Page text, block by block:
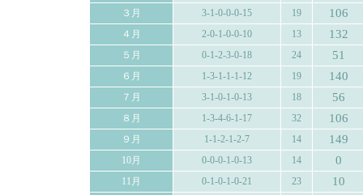
３月 3-1-0-0-0-15 19 106
４月 2-0-1-0-0-10 13 132
５月 0-1-2-3-0-18 24 51
６月 1-3-1-1-1-12 19 140
７月 3-1-0-1-0-13 18 56
８月 1-3-4-6-1-17 32 106
９月 1-1-2-1-2-7 14 149
10月 0-0-0-1-0-13 14 0
11月 0-1-0-1-0-21 23 10